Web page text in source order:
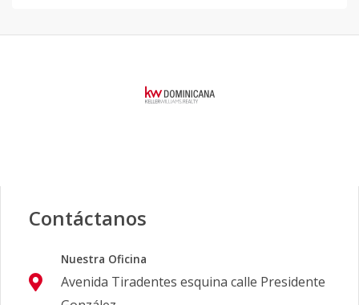
Contáctanos
Nuestra Oficina
Avenida Tiradentes esquina calle Presidente